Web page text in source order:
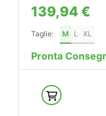
139,94 €
Taglie: M L XL
Pronta